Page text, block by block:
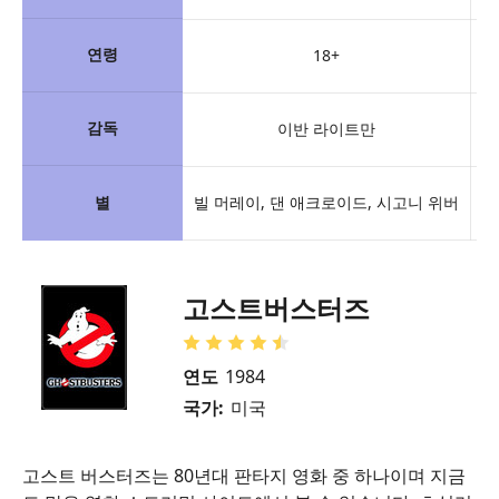
연령
감독
별
18+
이반 라이트만
빌 머레이, 댄 애크로이드, 시고니 위버
고스트버스터즈
연도 1984
국가: 미국
고스트 버스터즈는 80년대 판타지 영화 중 하나이며 지금